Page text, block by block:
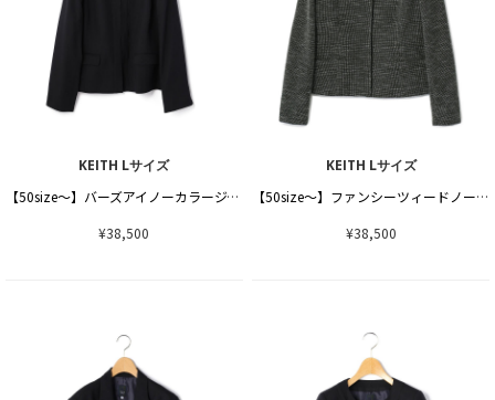
KEITH Lサイズ
【50size～】バーズアイノーカラージャケット
¥38,500
KEITH Lサイズ
【50size～】ファンシーツィードノーカラージャケット
¥38,500